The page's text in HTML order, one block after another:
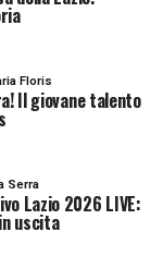
in
Floris
Il giovane talento
Serra
Lazio 2026 LIVE:
uscita